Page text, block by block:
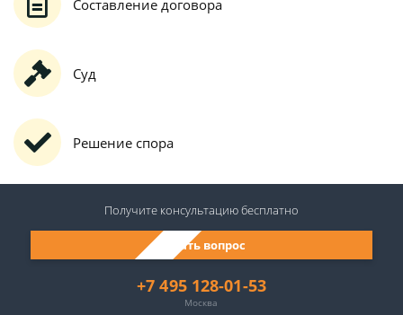
Составление договора
Суд
Решение спора
+7 495 128-01-53
Москва
Задать вопрос
Получите консультациюбесплатно